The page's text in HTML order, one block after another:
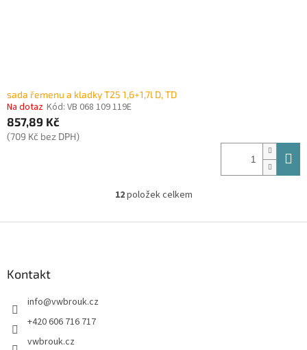
sada řemenu a kladky T25 1,6+1,7l D, TD
Na dotaz Kód: VB 068 109 119E
857,89 Kč
(709 Kč bez DPH)
O
l
12položek celkem
Kontakt
info@vwbrouk.cz
+420 606 716 717
vwbrouk.cz